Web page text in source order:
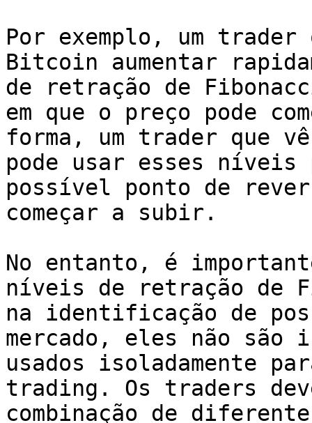
Por exemplo, um trader
Bitcoin aumentar
de retração de
em que o preço pode
forma, um trader que
pode usar esses
possível ponto de
começar a subir.
No entanto, é
níveis de retração de
na identificação de
mercado, eles não são
usados isoladamente
trading. Os traders
combinação de